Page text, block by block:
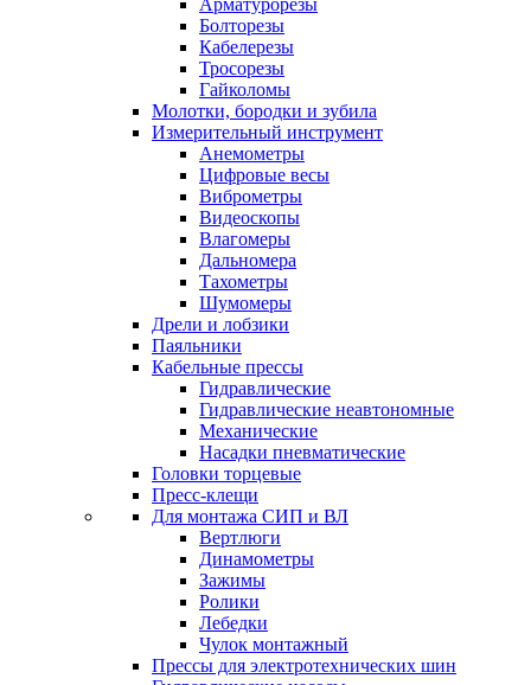
Арматурорезы
Болторезы
Кабелерезы
Тросорезы
Гайколомы
Молотки, бородки и зубила
Измерительный инструмент
Анемометры
Цифровые весы
Виброметры
Видеоскопы
Влагомеры
Дальномера
Тахометры
Шумомеры
Дрели и лобзики
Паяльники
Кабельные прессы
Гидравлические
Гидравлические неавтономные
Механические
Насадки пневматические
Головки торцевые
Пресс-клещи
Для монтажа СИП и ВЛ
Вертлюги
Динамометры
Зажимы
Ролики
Лебедки
Чулок монтажный
Прессы для электротехнических шин